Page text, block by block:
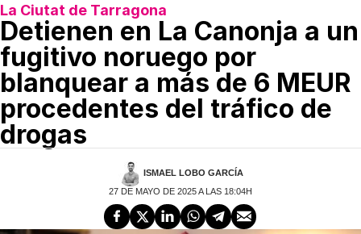
La Ciutat de Tarragona
Detienen en La Canonja a un
fugitivo noruego por
blanquear a más de 6 MEUR
procedentes del tráfico de
drogas
ISMAEL LOBO GARCÍA
27 DE MAYO DE 2025 A LAS 18:04H